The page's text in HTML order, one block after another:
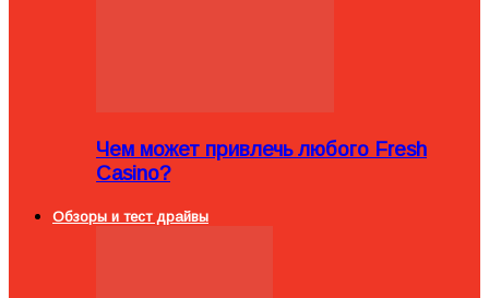
Чем может привлечь любого Fresh
Casino?
Обзоры и тест драйвы